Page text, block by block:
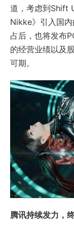
道，考虑到Shift
Nikke》引入国
占后，也将发布
的经营业绩以及
可期。
腾讯持续发力，